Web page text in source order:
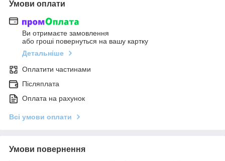
Умови оплати
Ви отримаєте замовлення
або гроші повернуться на вашу картку
Детальніше
Оплатити частинами
Післяплата
Оплата на рахунок
Всі умови оплати
Умови повернення